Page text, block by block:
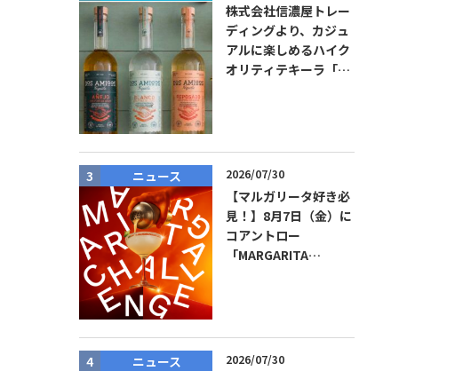
株式会社信濃屋トレー
ディングより、カジュ
アルに楽しめるハイク
オリティテキーラ「ド
ニュース 2026/07/30
【マルガリータ好き必
見！】8月7日（金）に
コアントロー
「MARGARITA
無料！
ニュース 2026/07/30